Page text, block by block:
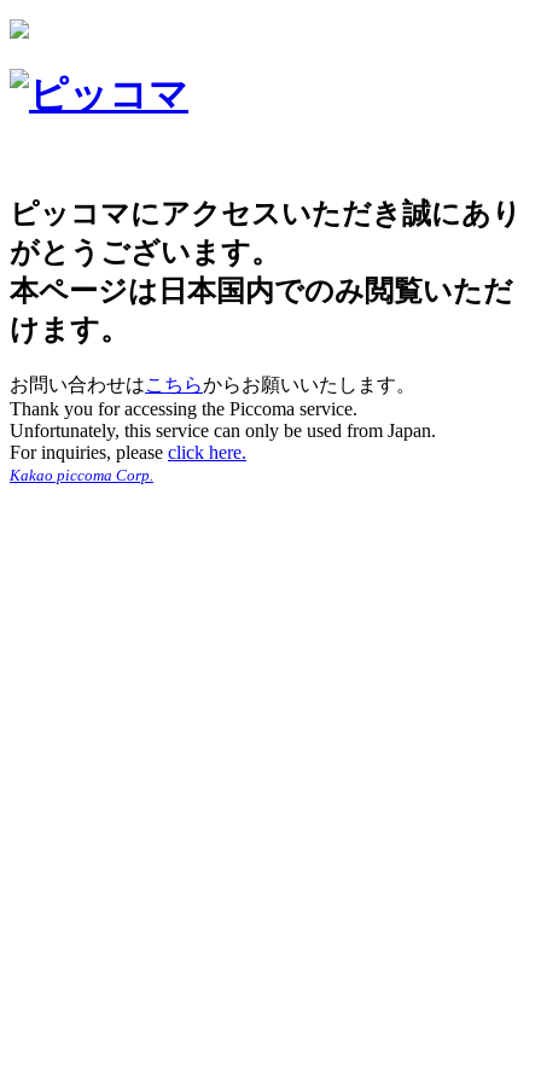
ピッコマにアクセスいただき誠にあり
がとうございます。
本ページは日本国内でのみ閲覧いただ
けます。
お問い合わせはこちらからお願いいたします。
Thank you for accessing the Piccoma service.
Unfortunately, this service can only be used from Japan.
For inquiries, please click here.
Kakao piccoma Corp.